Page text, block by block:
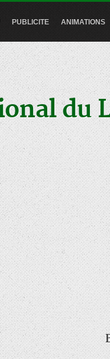
PUBLICITE ANIMATIONS
du